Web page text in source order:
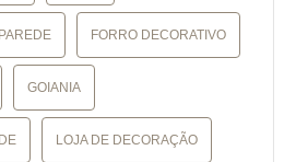
FORRO DECORATIVO
GOIANIA
LOJA DE DECORAÇÃO